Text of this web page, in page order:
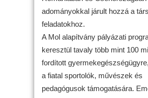
adományokkal járult hozzá a
feladatokhoz.
A Mol alapítvány pályázati
keresztül tavaly több mint 100
fordított
a fiatal sportolók, művészek és
pedagógusok támogatására.